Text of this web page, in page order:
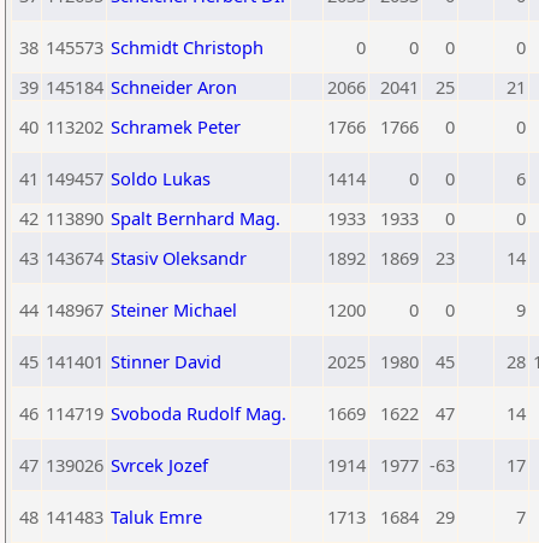
38 145573 Schmidt Christoph 0 0 0
0
39 145184 Schneider Aron 2066 2041 25
21
40 113202 Schramek Peter 1766 1766 0 0
41 149457 Soldo Lukas 1414 0 0
6
42 113890 Spalt Bernhard Mag. 1933 1933 0
0
43 143674 Stasiv Oleksandr 1892 1869 23 14
44 148967 Steiner Michael 1200 0 0 9
45 141401 Stinner David 2025 1980 45 28
46 114719 Svoboda Rudolf Mag. 1669 1622 47 14
47 139026 Svrcek Jozef 1914 1977 -63 17
48 141483 Taluk Emre 1713 1684 29
7